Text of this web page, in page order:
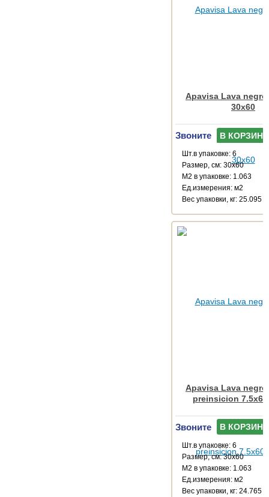
Apavisa Lava
30x60
Звоните В КОРЗИНУ
Шт.в упаковке: 6
Размер, см: 30x60
М2 в упаковке: 1.063
Ед.измерения: м2
Веc упаковки, кг: 25.095
Apavisa Lava
preinsicion 7.5x60
Звоните В КОРЗИНУ
Шт.в упаковке: 6
Размер, см: 30x60
М2 в упаковке: 1.063
Ед.измерения: м2
Веc упаковки, кг: 24.765